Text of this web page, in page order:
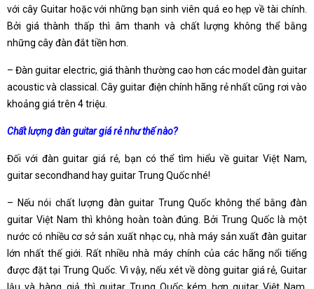
với cây Guitar hoặc với những bạn sinh viên quá eo hẹp về tài chính.
Bởi giá thành thấp thì âm thanh và chất lượng không thể bằng
những cây đàn đắt tiền hơn.
– Đàn guitar electric, giá thành thường cao hơn các model đàn guitar
acoustic và classical. Cây guitar điện chính hãng rẻ nhất cũng rơi vào
khoảng giá trên 4 triệu.
Chất lượng đàn guitar giá rẻ như thế nào?
Đối với đàn guitar giá rẻ, bạn có thể tìm hiểu về guitar Việt Nam,
guitar secondhand hay guitar Trung Quốc nhé!
– Nếu nói chất lượng đàn guitar Trung Quốc không thể bằng đàn
guitar Việt Nam thì không hoàn toàn đúng. Bởi Trung Quốc là một
nước có nhiều cơ sở sản xuất nhạc cụ, nhà máy sản xuất đàn guitar
lớn nhất thế giới. Rất nhiều nhà máy chính của các hãng nổi tiếng
được đặt tại Trung Quốc. Vì vậy, nếu xét về dòng guitar giá rẻ, Guitar